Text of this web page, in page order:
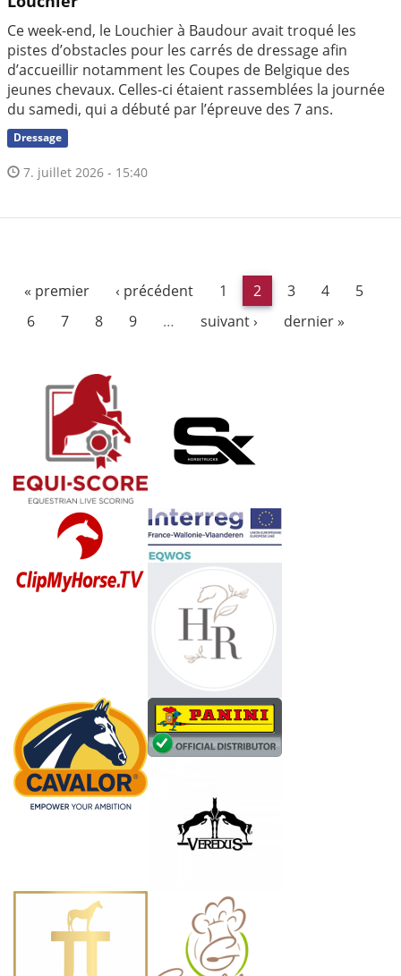
Ce week-end, le Louchier à Baudour avait troqué les
pistes d’obstacles pour les carrés de dressage afin
d’accueillir notamment les Coupes de Belgique des
jeunes chevaux. Celles-ci étaient rassemblées la journée
du samedi, qui a débuté par l’épreuve des 7 ans.
Dressage
7. juillet 2026 - 15:40
« premier ‹ précédent 1 2 3 4
5
6
7 8 9 … suivant › dernier »